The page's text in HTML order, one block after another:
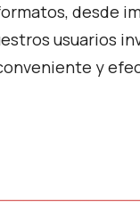
desde
usuarios
y